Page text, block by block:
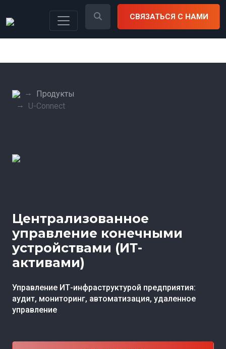
СВЯЗАТЬСЯ С НАМИ
Продукты
U-Connect
Централизованное
управление конечными
устройствами (ИТ-
активами)
Управление ИТ-инфраструктурой предприятия:
аудит, мониторинг, автоматизация, удаленное
управление